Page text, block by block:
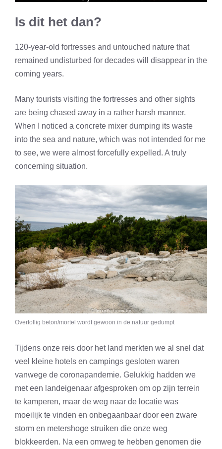
Is dit het dan?
120-year-old fortresses and untouched nature that
remained undisturbed for decades will disappear in the
coming years.
Many tourists visiting the fortresses and other sights
are being chased away in a rather harsh manner.
When I noticed a concrete mixer dumping its waste
into the sea and nature, which was not intended for me
to see, we were almost forcefully expelled. A truly
concerning situation.
Overtollig beton/mortel wordt gewoon in de natuur gedumpt
Tijdens onze reis door het land merkten we al snel dat
veel kleine hotels en campings gesloten waren
vanwege de coronapandemie. Gelukkig hadden we
met een landeigenaar afgesproken om op zijn terrein
te kamperen, maar de weg naar de locatie was
moeilijk te vinden en onbegaanbaar door een zware
storm en metershoge struiken die onze weg
blokkeerden. Na een omweg te hebben genomen die